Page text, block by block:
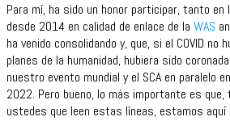
Para mí, ha sido un honor participar, tanto en
desde 2014 en calidad de enlace de la WAS
ha venido consolidando y, que, si el COVID no
planes de la humanidad, hubiera sido
nuestro evento mundial y el SCA en paralelo
2022. Pero bueno, lo más importante es
ustedes que leen estas líneas, estamos aquí